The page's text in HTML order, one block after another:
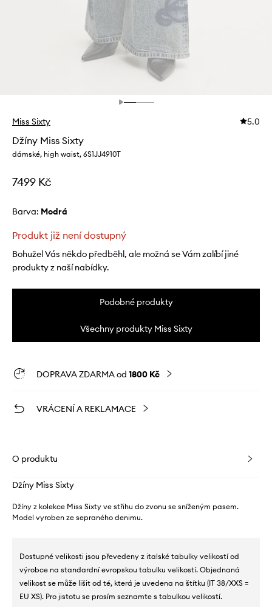
Miss Sixty 5.0
Džíny Miss Sixty
dámské, high waist, 6S1JJ4910T
7499 Kč
Barva: modrá
Produkt již není dostupný
Bohužel Vás někdo předběhl, ale možná se Vám zalíbí jiné
produkty z naší nabídky.
Podobné produkty
Všechny produkty Miss Sixty
DOPRAVA ZDARMA od 1800 Kč
VRÁCENÍ A REKLAMACE
O produktu
Džíny Miss Sixty
Džíny z kolekce Miss Sixty ve střihu do zvonu se sníženým pasem.
Model vyroben ze sepraného denimu.
Dostupné velikosti jsou převedeny z italské tabulky velikostí od
výrobce na standardní evropskou tabulku velikostí. Objednaná
velikost se může lišit od té, která je uvedena na štítku (IT 38/XXS =
EU XS). Pro jistotu se prosím seznamte s tabulkou velikostí.